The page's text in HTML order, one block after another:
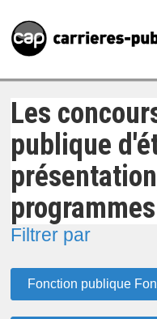
Les
publique
programmes
Filtrer par
Fonction publique